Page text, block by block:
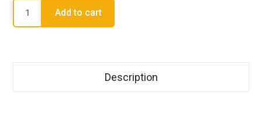
Box
quantity
Add to cart
Description